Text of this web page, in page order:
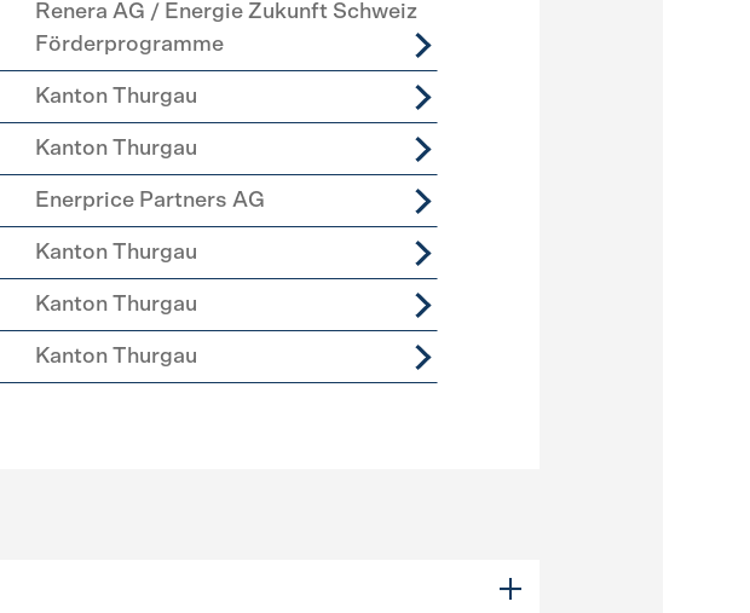
Renera AG / Energie Zukunft Schweiz
Förderprogramme
Kanton Thurgau
Kanton Thurgau
Enerprice Partners AG
Kanton Thurgau
Kanton Thurgau
Kanton Thurgau